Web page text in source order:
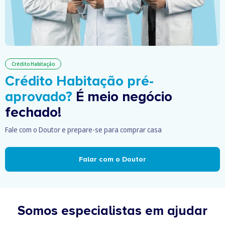
Crédito Habitação
Crédito Habitação pré-
aprovado? É meio negócio
fechado!
Fale com o Doutor e prepare-se para comprar casa
Falar com o Doutor
Somos especialistas em ajudar